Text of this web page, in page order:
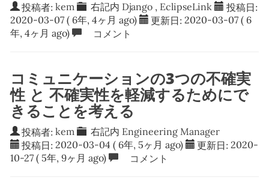
投稿者: kem 右記内 Django , EclipseLink 投稿日:
2020-03-07 ( 6年, 4ヶ月 ago) 更新日: 2020-03-07 ( 6
年, 4ヶ月 ago)
コメント
コミュニケーションの3つの不確実
性 と 不確実性を軽減するためにで
きることを考える
投稿者: kem 右記内 Engineering Manager
投稿日: 2020-03-04 ( 6年, 5ヶ月 ago) 更新日: 2020-
10-27 ( 5年, 9ヶ月 ago) コメント